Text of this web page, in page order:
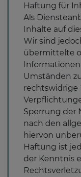
Haftung für
Als
Inhalte auf
Wir sind
übermittelte
Umständen
rechtswidrige
Sperrung der
nach den
hiervon
Haftung ist
der Kenntnis